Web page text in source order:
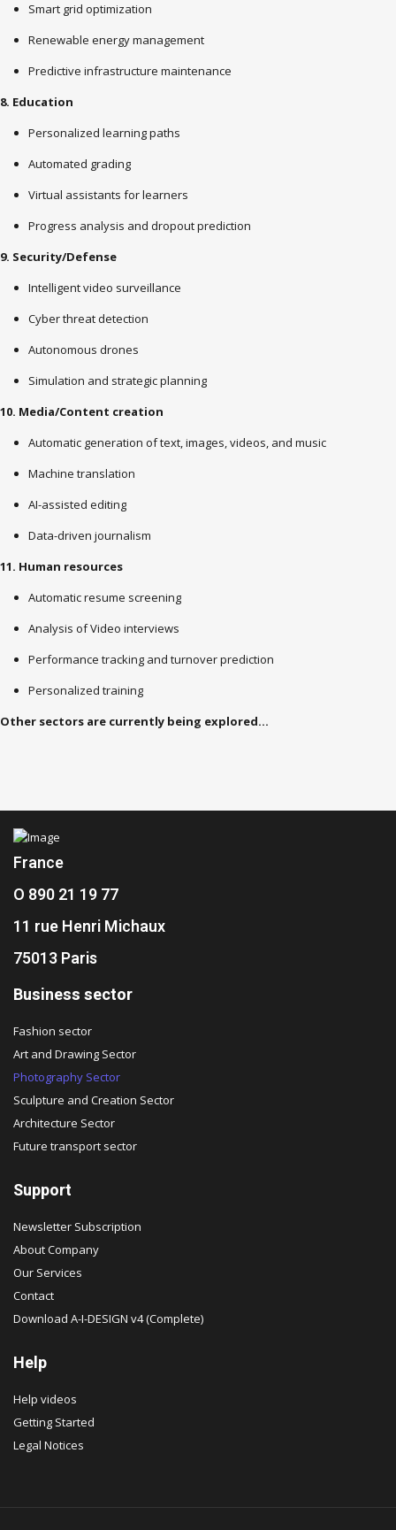
Smart grid optimization
Renewable energy management
Predictive infrastructure maintenance
8. Education
Personalized learning paths
Automated grading
Virtual assistants for learners
Progress analysis and dropout prediction
9. Security/Defense
Intelligent video surveillance
Cyberthreat detection
Autonomous drones
Simulation and strategic planning
10. Media/Content creation
Automatic generation of text, images, videos, and music
Machine translation
AI-assisted editing
Data-driven journalism
11. Human resources
Automatic resume screening
Analysis of Video interviews
Performance tracking and turnover prediction
Personalized training
Other sectors are currently being explored...
France
O 890 21 19 77
11 rue Henri Michaux
75013 Paris
Business sector
Fashion sector
Art and Drawing Sector
Photography Sector
Sculpture and Creation Sector
Architecture Sector
Future transport sector
Support
Newsletter Subscription
About Company
Our Services
Contact
Download A-I-DESIGN v4 (Complete)
Help
Help videos
Getting Started
Legal Notices